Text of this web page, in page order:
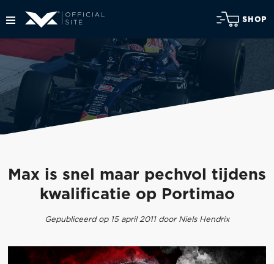
SHOP
Max is snel maar pechvol tijdens
kwalificatie op Portimao
Gepubliceerd op 15 april 2011 door Niels Hendrix